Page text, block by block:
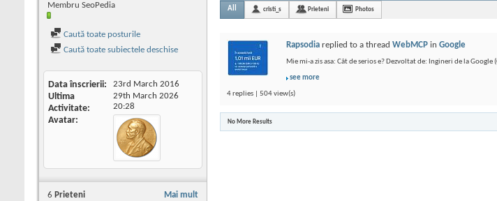
Membru SeoPedia
Caută toate posturile
Caută toate subiectele deschise
Data înscrierii 23rd March 2016
Ultima
Activitate
29th March 2026
20:28
Avatar
Mai mult
6 Prieteni
All cristi_s Prieteni Photos
Rapsodia replied to a thread WebMCP in Google
Mie mi-a zis asa: Cât de serios e? Dezvoltat de: Ingineri de la
see more
4 replies | 504 view(s)
No More Results